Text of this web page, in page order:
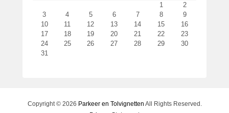
1
2
3
4 5 6 7 8
9
10
11 12 13 14 15
16
17
18 19 20 21 22
23
24
25 26 27 28 29
30
31
Copyright © 2026 Parkeer en Tolvignetten All Rights Reserved.